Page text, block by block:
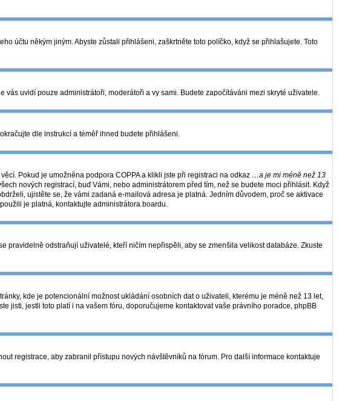
účtu někým jiným. Abyste zůstali přihlášeni, zaškrtněte toto políčko, když se přihlašujete. Toto
vás uvidí pouze administrátoři, moderátoři a vy sami. Budete započítáváni mezi skryté uživatele.
dle instrukcí a téměř ihned budete přihlášeni.
Pokud je umožněna podpora COPPA a klikli jste při registraci na odkaz …a je mi méně než 13
nových registrací, buď Vámi, nebo administrátorem před tím, než se budete moci přihlásit. Když
ujistěte se, že vámi zadaná e-mailová adresa je platná. Jedním důvodem, proč se aktivace
je platná, kontaktujte administrátora boardu.
pravidelně odstraňují uživatelé, kteří ničím nepřispěli, aby se zmenšila velikost databáze. Zkuste
kde je potencionální možnost ukládání osobních dat o uživateli, kterému je méně než 13 let,
jisti, jestli toto platí i na vašem fóru, doporučujeme kontaktovat vaše právního poradce, phpBB
registrace, aby zabranil přístupu nových návštěvníků na fórum. Pro další informace kontaktuje